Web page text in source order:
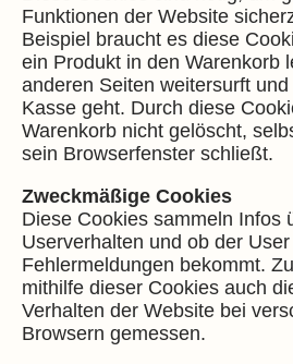
Funktionen der Website
Beispiel braucht es diese
ein Produkt in den Warenkorb
anderen Seiten weitersurft
Kasse geht. Durch diese
Warenkorb nicht gelöscht,
sein Browserfenster schließt.
Zweckmäßige Cookies
Diese Cookies sammeln Infos
Userverhalten und ob der
Fehlermeldungen bekommt.
mithilfe dieser Cookies auch
Verhalten der Website bei
Browsern gemessen.